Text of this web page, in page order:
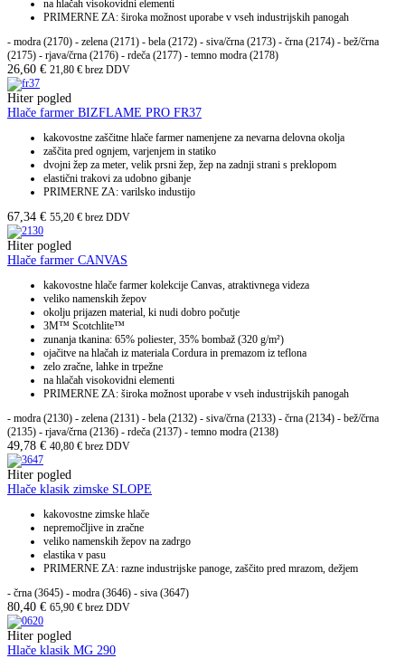
na hlačah visokovidni elementi
PRIMERNE ZA: široka možnost uporabe v vseh industrijskih panogah
- modra (2170) - zelena (2171) - bela (2172) - siva/črna (2173) - črna (2174) - bež/črna
(2175) - rjava/črna (2176) - rdeča (2177) - temno modra (2178)
26,60 € 21,80 € brez DDV
Hiter pogled
Hlače farmer BIZFLAME PRO FR37
kakovostne zaščitne hlače farmer namenjene za nevarna delovna okolja
zaščita pred ognjem, varjenjem in statiko
dvojni žep za meter, velik prsni žep, žep na zadnji strani s preklopom
elastični trakovi za udobno gibanje
PRIMERNE ZA: varilsko industijo
67,34 € 55,20 € brez DDV
Hiter pogled
Hlače farmer CANVAS
kakovostne hlače farmer kolekcije Canvas, atraktivnega videza
veliko namenskih žepov
okolju prijazen material, ki nudi dobro počutje
3M™ Scotchlite™
zunanja tkanina: 65% poliester, 35% bombaž (320 g/m²)
ojačitve na hlačah iz materiala Cordura in premazom iz teflona
zelo zračne, lahke in trpežne
na hlačah visokovidni elementi
PRIMERNE ZA: široka možnost uporabe v vseh industrijskih panogah
- modra (2130) - zelena (2131) - bela (2132) - siva/črna (2133) - črna (2134) - bež/črna
(2135) - rjava/črna (2136) - rdeča (2137) - temno modra (2138)
49,78 € 40,80 € brez DDV
Hiter pogled
Hlače klasik zimske SLOPE
kakovostne zimske hlače
nepremočljive in zračne
veliko namenskih žepov na zadrgo
elastika v pasu
PRIMERNE ZA: razne industrijske panoge, zaščito pred mrazom, dežjem
- črna (3645) - modra (3646) - siva (3647)
80,40 € 65,90 € brez DDV
Hiter pogled
Hlače klasik MG 290